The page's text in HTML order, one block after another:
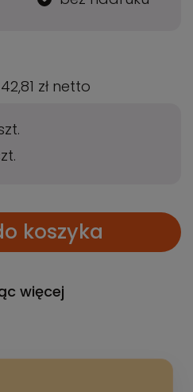
42,81 zł netto
koszyka
więcej